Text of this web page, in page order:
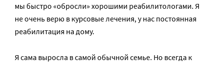
мы быстро «обросли» хорошими реабилитологами. Я
не очень верю в курсовые лечения, у нас постоянная
реабилитация на дому.
Я сама выросла в самой обычной семье. Но всегда к